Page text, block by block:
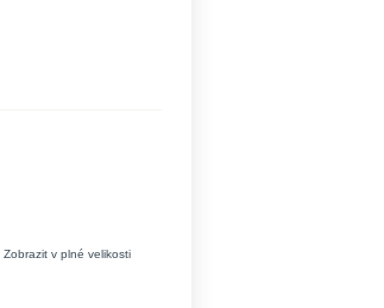
Zobrazit v plné velikosti